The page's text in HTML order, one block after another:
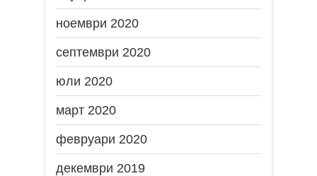
ноември 2020
септември 2020
юли 2020
март 2020
февруари 2020
декември 2019